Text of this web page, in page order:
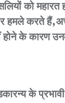
को महारत
हमले करते
होने के कारण
के